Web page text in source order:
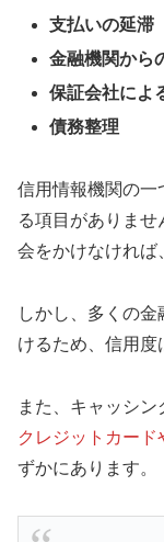
支払いの延滞
金融機関から
保証会社によ
債務整理
信用情報機関の一
る項目がありま
会をかけなければ
しかし、多くの
けるため、信用度
また、キャッシン
クレジットカー
ずかにあります。